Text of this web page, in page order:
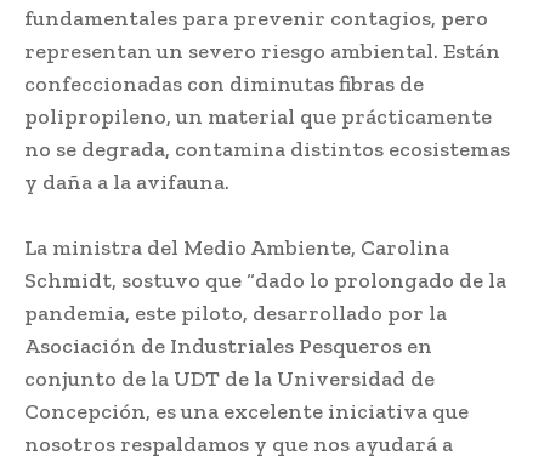
fundamentales para prevenir contagios, pero
representan un severo riesgo ambiental. Están
confeccionadas con diminutas fibras de
polipropileno, un material que prácticamente
no se degrada, contamina distintos ecosistemas
y daña a la avifauna.
La ministra del Medio Ambiente, Carolina
Schmidt, sostuvo que “dado lo prolongado de la
pandemia, este piloto, desarrollado por la
Asociación de Industriales Pesqueros en
conjunto de la UDT de la Universidad de
Concepción, es una excelente iniciativa que
nosotros respaldamos y que nos ayudará a